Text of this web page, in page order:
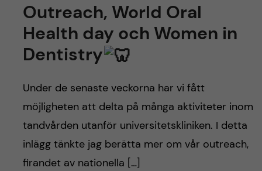
Outreach, World Oral
Health day och Women in
Dentistry
Under de senaste veckorna har vi fått
möjligheten att delta på många aktiviteter inom
tandvården utanför universitetskliniken. I detta
inlägg tänkte jag berätta mer om vår outreach,
firandet av nationella […]